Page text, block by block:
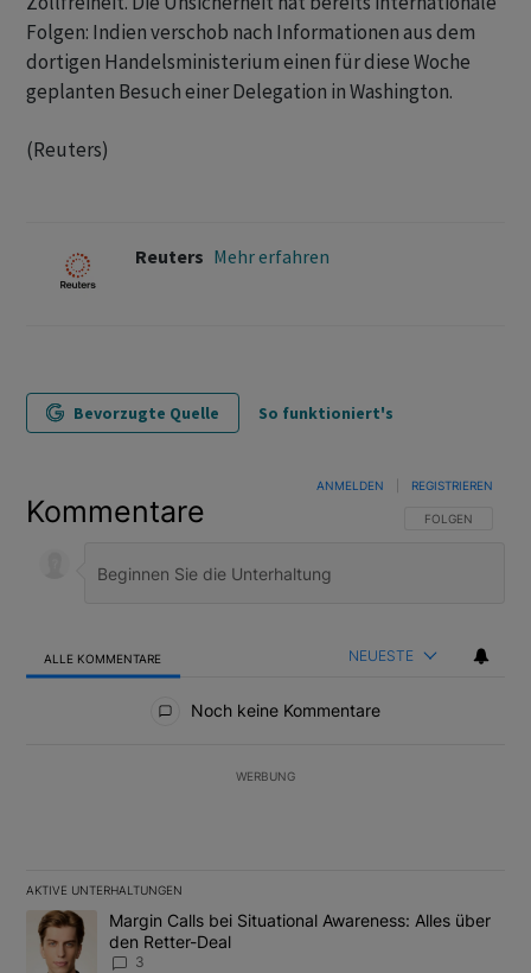
Folgen: Indien verschob nach Informationen ​aus dem
dortigen Handelsministerium einen für diese Woche
geplanten Besuch einer Delegation in Washington.
(Reuters)
Reuters Mehr erfahren
Bevorzugte Quelle So funktioniert's
Kommentare FOLGE DIESER
FOLGEN
ANMELDEN REGISTRIEREN
ALLE KOMMENTARE NEUESTE
Noch keine Kommentare
WERBUNG
AKTIVE UNTERHALTUNGEN
Das Folgende ist eine Liste der am meisten kommentierten
Ein Trendartikel mit dem Titel "Margin Calls bei Situational
Margin Calls bei Situational Awareness: Alles über
den Retter-Deal
3